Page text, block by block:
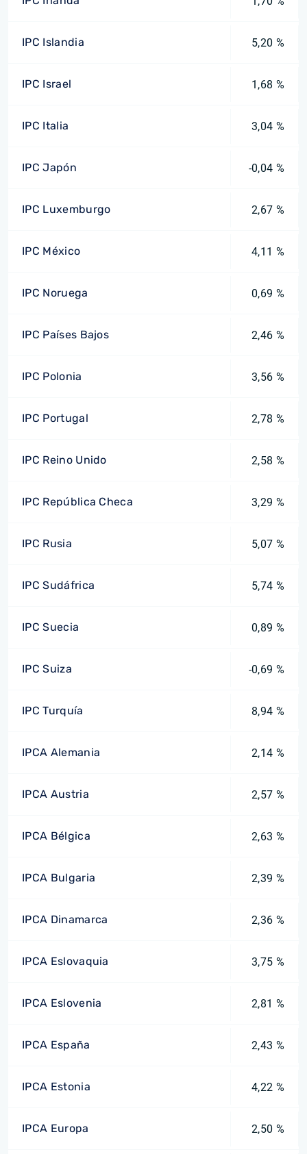
IPC Islandia 5,20 %
IPC Israel 1,68 %
IPC Italia 3,04 %
IPC Japón -0,04 %
IPC Luxemburgo 2,67 %
IPC México 4,11 %
IPC Noruega 0,69 %
IPC Países Bajos 2,46 %
IPC Polonia 3,56 %
IPC Portugal 2,78 %
IPC Reino Unido 2,58 %
IPC República Checa 3,29 %
IPC Rusia 5,07 %
IPC Sudáfrica 5,74 %
IPC Suecia 0,89 %
IPC Suiza -0,69 %
IPC Turquía 8,94 %
IPCA Alemania 2,14 %
IPCA Austria 2,57 %
IPCA Bélgica 2,63 %
IPCA Bulgaria 2,39 %
IPCA Dinamarca 2,36 %
IPCA Eslovaquia 3,75 %
IPCA Eslovenia 2,81 %
IPCA España 2,43 %
IPCA Estonia 4,22 %
IPCA Europa 2,50 %